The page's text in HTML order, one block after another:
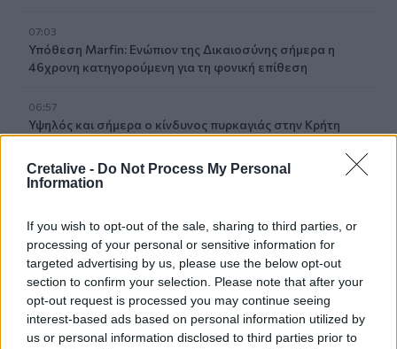
Cretalive - Do Not Process My Personal
Information
If you wish to opt-out of the sale, sharing to third parties, or
processing of your personal or sensitive information for
targeted advertising by us, please use the below opt-out
section to confirm your selection. Please note that after your
opt-out request is processed you may continue seeing
interest-based ads based on personal information utilized by
us or personal information disclosed to third parties prior to
07:03
Υπόθεση Marfin: Ενώπιον της Δικαιοσύνης σήμερα η
46χρονη κατηγορούμενη για τη φονική επίθεση
06:57
Υψηλός και σήμερα ο κίνδυνος πυρκαγιάς στην Κρήτη
05:52
ΕΝΦΙΑ: Τα λάθη στις μεταβιβάσεις που φέρνουν
Τα φρούτα που επιλέγουν 4 ενδοκρινολόγοι για καλύτερο
έλεγχο του σακχάρου
03:34
Το απολαυστικό βίντεο της Νατάσας Θεοδωρίδου με τη